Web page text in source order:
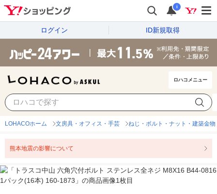
i
ログイン ID新規取得
ロハコメニュー
LOHACOホーム 文房具・オフィス・手芸 ねじ・ボルト・ナット・建築金物
熊本地震の影響について